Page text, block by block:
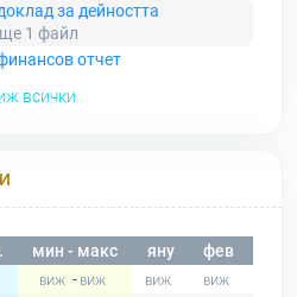
за дейността
1 файл
отчет
всички
мин - макс яну фев
-